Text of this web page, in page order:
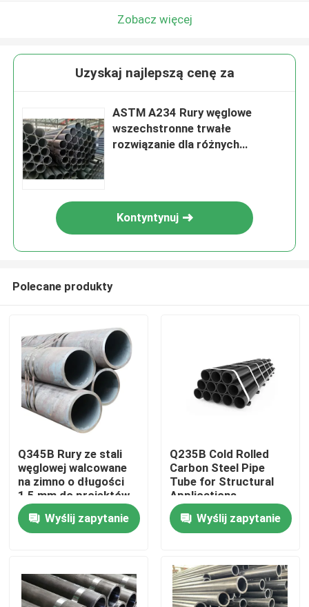
Do domu
O nas
Zobacz więcej
Uzyskaj najlepszą cenę za
ASTM A234 Rury węglowe
wszechstronne trwałe
rozwiązanie dla różnych
Kontyntynuj
Polecane produkty
Q345B Rury ze stali
węglowej walcowane
na zimno o długości
1,5 mm do projektów
inżynierskich
Wyślij zapytanie
Q235B Cold Rolled
Carbon Steel Pipe
Tube for Structural
Applications
Wyślij zapytanie